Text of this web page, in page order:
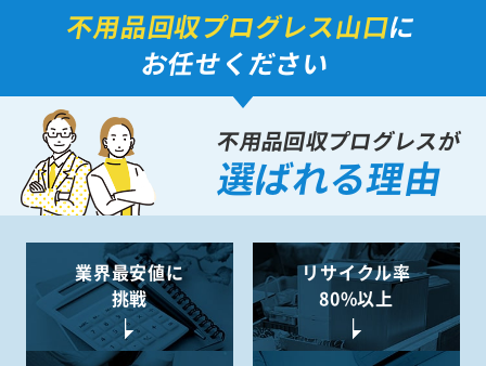
不用品回収プログレス山口に
お任せください
不用品回収プログレスが
選ばれる理由
業界最安値に
挑戦
リサイクル率
80%以上